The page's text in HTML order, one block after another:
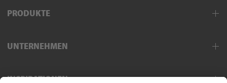
PRODUKTE
Schutzkleidung
Fußschutz
UNTERNEHMEN
INSPIRATIONEN